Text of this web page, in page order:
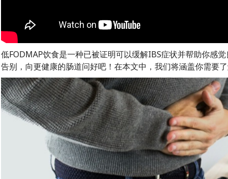
低FODMAP饮食是一种已被证明可以缓解IBS症状并帮助你感
告别，向更健康的肠道问好吧！在本文中，我们将涵盖你需要了